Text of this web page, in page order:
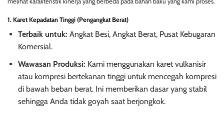
1. Karet Kepadatan Tinggi (Pengangkat Berat)
Terbaik untuk: Angkat Besi, Angkat Berat, Pusat Kebugaran
Komersial.
Wawasan Produksi: Kami menggunakan karet vulkanisir
atau kompresi bertekanan tinggi untuk mencegah kompresi
di bawah beban berat. Ini memberikan dasar yang stabil
sehingga Anda tidak goyah saat berjongkok.